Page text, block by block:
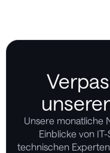
Unsere monatliche
Einblicke von
technischen